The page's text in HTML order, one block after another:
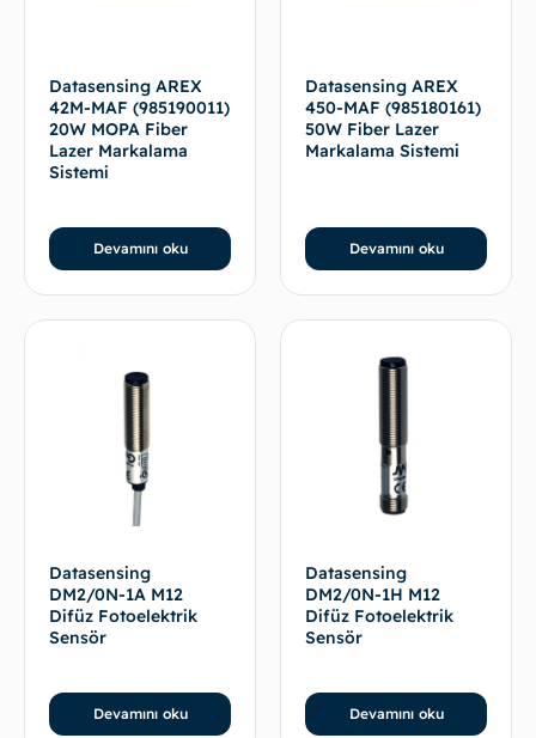
Datasensing AREX
42M-MAF (985190011)
20W MOPA Fiber
Lazer Markalama
Sistemi
Devamını oku
Datasensing AREX
450-MAF (985180161)
50W Fiber Lazer
Markalama Sistemi
Devamını oku
Datasensing
DM2/0N-1A M12
Difüz Fotoelektrik
Sensör
Devamını oku
Datasensing
DM2/0N-1H M12
Difüz Fotoelektrik
Sensör
Devamını oku